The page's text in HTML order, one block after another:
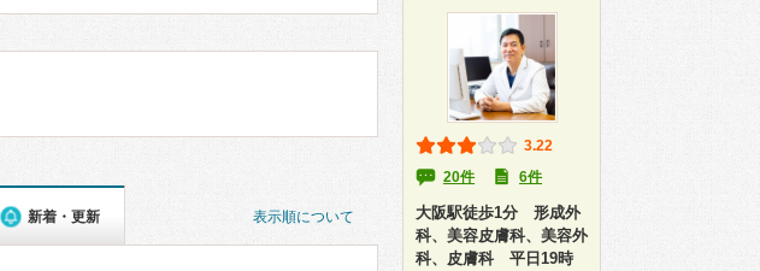
表示順について
新着・更新
3.22
20件
6件
大阪駅徒歩1分 形成外
科、美容皮膚科、美容外
科、皮膚科 平日19時